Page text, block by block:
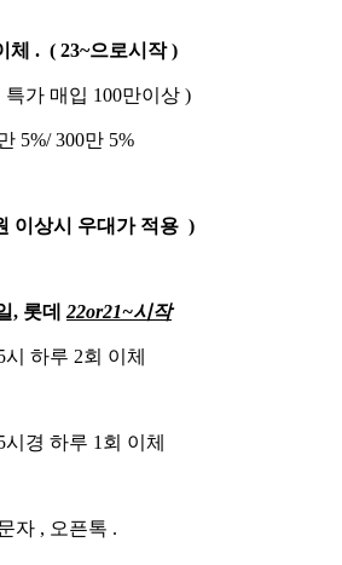
체 . ( 23~으로시작 )
가 매입 100만이상 )
5%/ 300만 5%
이상시 우대가 적용 )
, 롯데 22or21~시작
하루 2회 이체
시경 하루 1회 이체
자 , 오픈톡 .